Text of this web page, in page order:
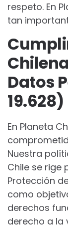
respeto. En
tan
Datos
19.628)
En Planeta
Nuestra
Chile se rige
Protección
como
derechos
derecho a la